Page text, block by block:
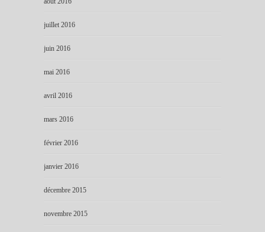
juillet 2016
juin 2016
mai 2016
avril 2016
mars 2016
février 2016
janvier 2016
décembre 2015
novembre 2015